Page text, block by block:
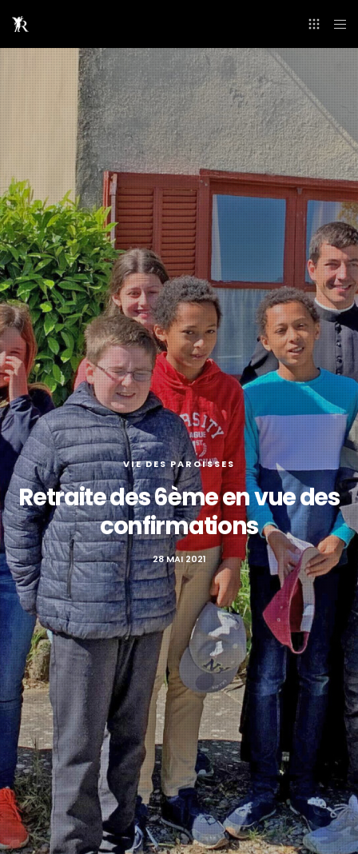
VIE DES PAROISSES
Retraite des 6ème en vue des
confirmations
28 MAI 2021